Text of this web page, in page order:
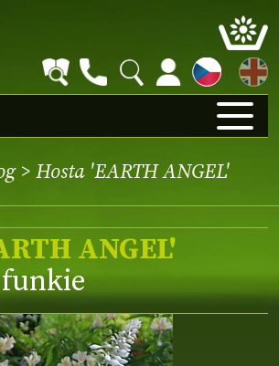
EN
> Hosta 'EARTH ANGEL'
ANGEL'